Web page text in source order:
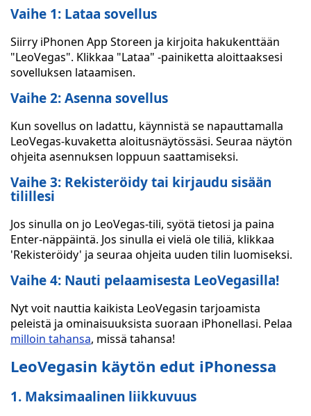
Vaihe 1: Lataa sovellus
Siirry iPhonen App Storeen ja kirjoita hakukenttään
"LeoVegas". Klikkaa "Lataa" -painiketta aloittaaksesi
sovelluksen lataamisen.
Vaihe 2: Asenna sovellus
Kun sovellus on ladattu, käynnistä se napauttamalla
LeoVegas-kuvaketta aloitusnäytössäsi. Seuraa näytön
ohjeita asennuksen loppuun saattamiseksi.
Vaihe 3: Rekisteröidy tai kirjaudu sisään
tilillesi
Jos sinulla on jo LeoVegas-tili, syötä tietosi ja paina
Enter-näppäintä. Jos sinulla ei vielä ole tiliä, klikkaa
'Rekisteröidy' ja seuraa ohjeita uuden tilin luomiseksi.
Vaihe 4: Nauti pelaamisesta LeoVegasilla!
Nyt voit nauttia kaikista LeoVegasin tarjoamista
peleistä ja ominaisuuksista suoraan iPhonellasi. Pelaa
milloin tahansa, missä tahansa!
LeoVegasin käytön edut iPhonessa
1. Maksimaalinen liikkuvuus